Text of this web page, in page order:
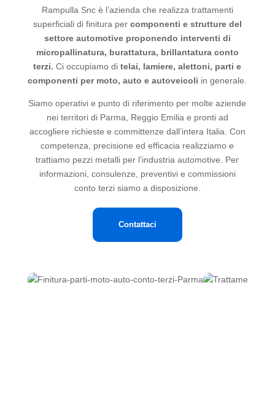
Rampulla Snc è l’azienda che realizza trattamenti
superficiali di finitura per componenti e strutture del
settore automotive proponendo interventi di
micropallinatura, burattatura, brillantatura conto
terzi. Ci occupiamo ditelai, lamiere, alettoni, parti e
componenti per moto, auto e autoveicoli in generale.
Siamo operativi e punto di riferimento per molte aziende
nei territori di Parma, Reggio Emilia e pronti ad
accogliere richieste e committenze dall’intera Italia. Con
competenza, precisione ed efficacia realizziamo e
trattiamo pezzi metalli per l’industria automotive. Per
informazioni, consulenze, preventivi e commissioni
conto terzi siamo a disposizione.
Contattaci